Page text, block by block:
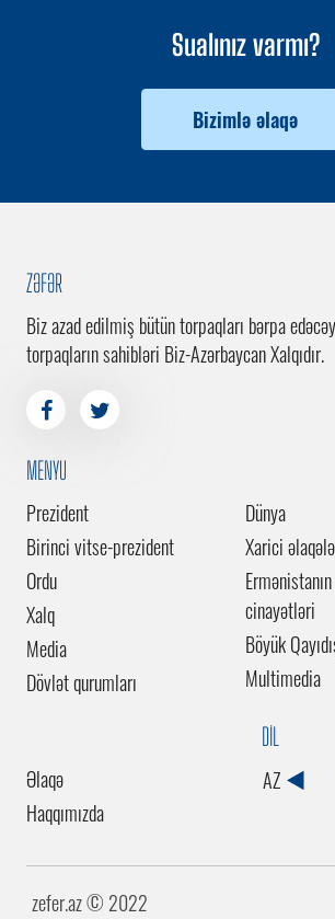
Sualınız varmı?
Bizimlə əlaqə
ZƏFƏR
Biz azad edilmiş bütün torpaqları bərpa
torpaqların sahibləri Biz-Azərbaycan Xalqıdır.
MENYU
Prezident
Birinci vitse-prezident
Ordu
Xalq
Media
Dövlət qurumları
Dünya
Xarici
cinayətləri
Böyük
Multimedia
Əlaqə
Haqqımızda
DİL
AZ
zefer.az ©️ 2022